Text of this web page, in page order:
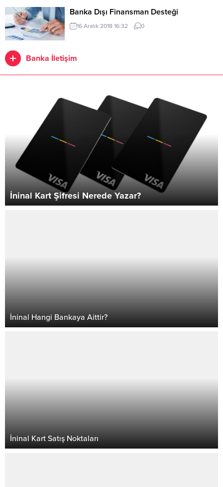
Banka Dışı Finansman Desteği
16 Aralık 2018 16:32 0
Banka İletişim
İninal Kart Şifresi Nerede Yazar?
İninal Hangi Bankaya Aittir?
İninal Kart Satış Noktaları